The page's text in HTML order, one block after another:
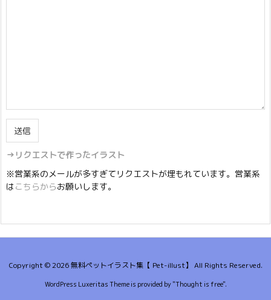
→リクエストで作ったイラスト
※営業系のメールが多すぎてリクエストが埋もれています。営業系
はこちらからお願いします。
Copyright ©2026 無料ペットイラスト集【 Pet-illust】 All Rights Reserved.
WordPress Luxeritas Theme is provided by "Thought is free".